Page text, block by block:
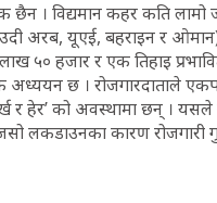
। विद्यमान कहर कति लामो
अरब, यूएई, बहराइन र
५० हजार र एक तिहाइ
अध्ययन छ । रोजगारदाताले
र हेर’ को अवस्थामा छन् । यसले
लकडाउनका कारण रोजगारी